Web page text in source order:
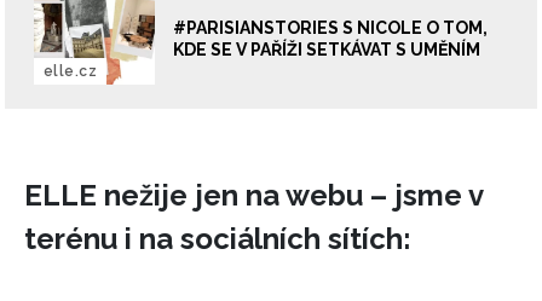
Vašimi údaji pracovat zejména k organizaci a
vyhodnocení akce a zasílání novinek.
Chcete navíc dostávat i další zajímavé a exkluzivní
#PARISIANSTORIES S NICOLE O TOM,
KDE SE V PAŘÍŽI SETKÁVAT S UMĚNÍM
elle.cz
ELLE nežije jen na webu – jsme v
terénu i na sociálních sítích: